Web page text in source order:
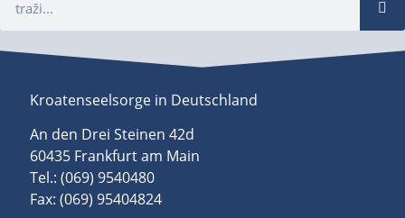
Kroatenseelsorge in Deutschland
An den Drei Steinen 42d
60435 Frankfurt am Main
Tel.: (069) 9540480
Fax: (069) 95404824